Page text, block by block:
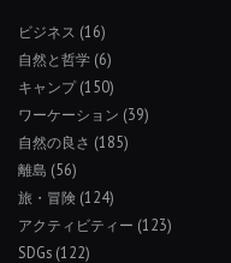
ビジネス (16)
自然と哲学 (6)
キャンプ(150)
ワーケーション (39)
自然の良さ (185)
離島 (56)
旅・冒険 (124)
アクティビティー (123)
SDGs (122)